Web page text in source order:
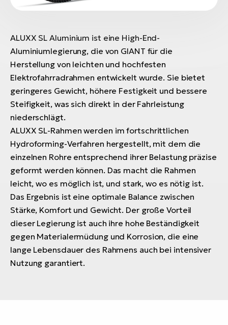
ALUXX SL Aluminium ist eine High-End-
Aluminiumlegierung, die von GIANT für die
Herstellung von leichten und hochfesten
Elektrofahrradrahmen entwickelt wurde. Sie bietet
geringeres Gewicht, höhere Festigkeit und bessere
Steifigkeit, was sich direkt in der Fahrleistung
niederschlägt.
ALUXX SL-Rahmen werden im fortschrittlichen
Hydroforming-Verfahren hergestellt, mit dem die
einzelnen Rohre entsprechend ihrer Belastung präzise
geformt werden können. Das macht die Rahmen
leicht, wo es möglich ist, und stark, wo es nötig ist.
Das Ergebnis ist eine optimale Balance zwischen
Stärke, Komfort und Gewicht. Der große Vorteil
dieser Legierung ist auch ihre hohe Beständigkeit
gegen Materialermüdung und Korrosion, die eine
lange Lebensdauer des Rahmens auch bei intensiver
Nutzung garantiert.